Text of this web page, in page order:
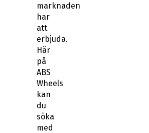
marknaden
har
att
erbjuda.
Här
på
ABS
Wheels
kan
du
söka
med